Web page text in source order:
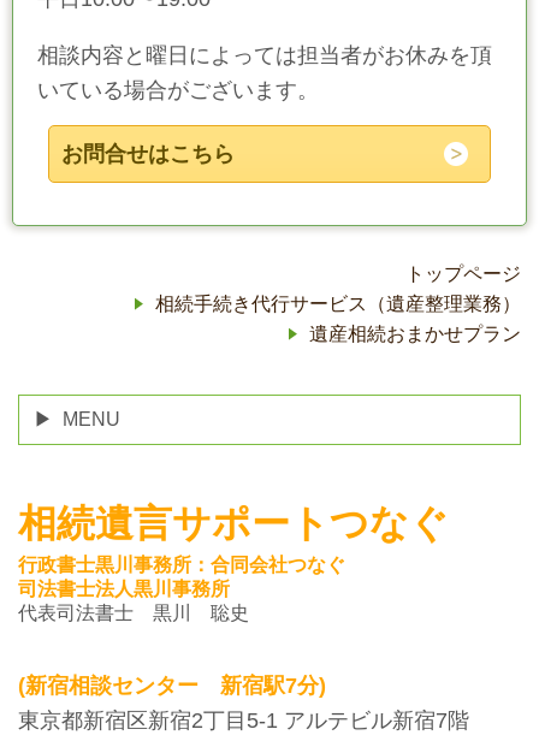
相談内容と曜日によっては担当者がお休みを頂
いている場合がございます。
お問合せはこちら
トップページ
相続手続き代行サービス（遺産整理業務）
遺産相続おまかせプラン
MENU
相続遺言サポートつなぐ
行政書士黒川事務所：合同会社つなぐ
司法書士法人黒川事務所
代表司法書士 黒川 聡史
(新宿相談センター 新宿駅7分)
東京都新宿区新宿2丁目5-1 アルテビル新宿7階